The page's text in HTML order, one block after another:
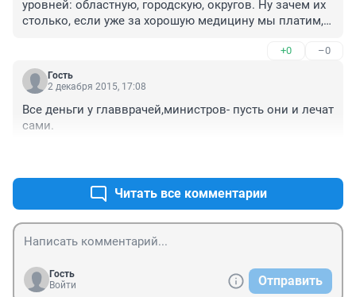
уровней: областную, городскую, округов. Ну зачем их
столько, если уже за хорошую медицину мы платим,
рассмотрим сколько административных зданий в
Тюмени?
+0 –0
Гость
2 декабря 2015, 17:08
Все деньги у главврачей,министров- пусть они и лечат
сами.
Читать все комментарии
Гость
Войти
Отправить